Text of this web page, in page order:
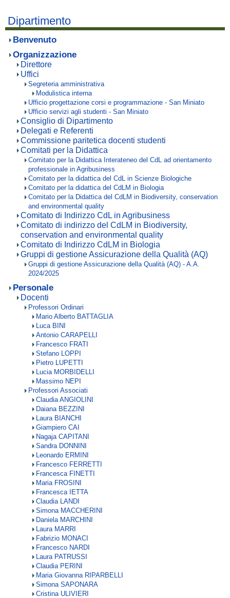
Dipartimento
Benvenuto
Organizzazione
Direttore
Uffici
Segreteria amministrativa
Modulistica interna
Ufficio progettazione corsi e programmazione - San Miniato
Ufficio servizi agli studenti - San Miniato
Consiglio di Dipartimento
Delegati e Referenti
Commissione paritetica docenti studenti
Comitati per la Didattica
Comitato per la Didattica Interateneo del CdL ad orientamento
professionale in Agribusiness
Comitato per la didattica del CdL in Scienze Biologiche
Comitato per la didattica del CdLM in Biologia
Comitato per la Didattica del CdLM in Biodiversity, conservation
and environmental quality
Comitato di Indirizzo CdL in Agribusiness
Comitato di indirizzo del CdLM in Biodiversity,
conservation and environmental quality
Comitato di Indirizzo CdLM in Biologia
Gruppi di gestione Assicurazione della Qualità (AQ)
Gruppi di gestione Assicurazione della Qualità (AQ) - A.A.
2024/2025
Personale
Docenti
Professori Ordinari
Mario Alberto BATTAGLIA
Luca BINI
Antonio CARAPELLI
Francesco FRATI
Stefano LOPPI
Pietro LUPETTI
Lucia MORBIDELLI
Massimo NEPI
Professori Associati
Claudia ANGIOLINI
Daiana BEZZINI
Laura BIANCHI
Giampiero CAI
Nagaja CAPITANI
Sandra DONNINI
Leonardo ERMINI
Francesco FERRETTI
Francesca FINETTI
Maria FROSINI
Francesca IETTA
Claudia LANDI
Simona MACCHERINI
Daniela MARCHINI
Laura MARRI
Fabrizio MONACI
Francesco NARDI
Laura PATRUSSI
Claudia PERINI
Maria Giovanna RIPARBELLI
Simona SAPONARA
Cristina ULIVIERI